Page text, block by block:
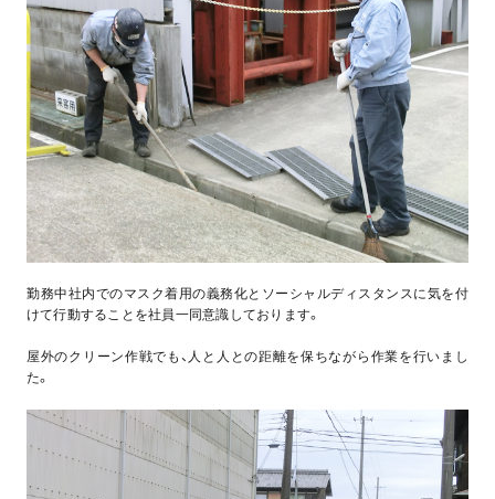
勤務中社内でのマスク着用の義務化とソーシャルディスタンスに気を付
けて行動することを社員一同意識しております。
屋外のクリーン作戦でも、人と人との距離を保ちながら作業を行いまし
た。